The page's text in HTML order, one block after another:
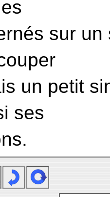
sur
un petit
ses